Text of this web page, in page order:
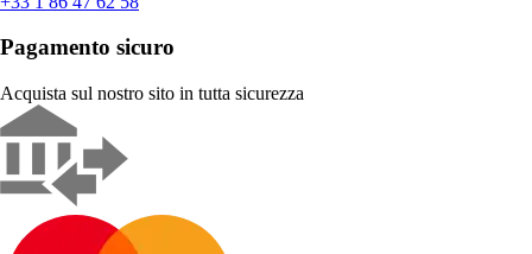
Pagamento sicuro
Acquista sul nostro sito in tutta sicurezza